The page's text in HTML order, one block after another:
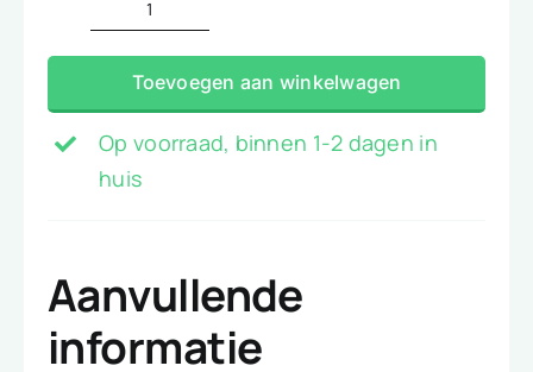
Fleece
hard
roze
aantal
Toevoegen aan winkelwagen
Op voorraad, binnen 1-2 dagen in
huis
Aanvullende
informatie